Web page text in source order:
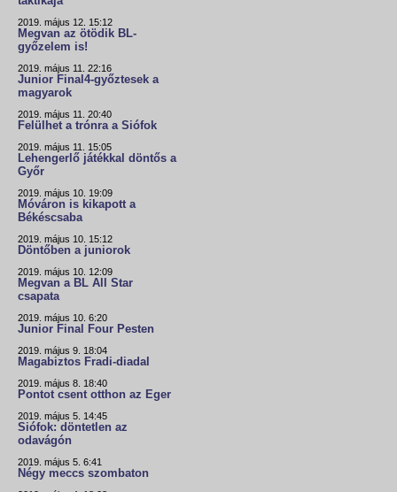
2019. május 12. 15:12
Megvan az ötödik BL-
győzelem is!
2019. május 11. 22:16
Junior Final4-győztesek a
magyarok
2019. május 11. 20:40
Felülhet a trónra a Siófok
2019. május 11. 15:05
Lehengerlő játékkal döntős a
Győr
2019. május 10. 19:09
Móváron is kikapott a
Békéscsaba
2019. május 10. 15:12
Döntőben a juniorok
2019. május 10. 12:09
Megvan a BL All Star
csapata
2019. május 10. 6:20
Junior Final Four Pesten
2019. május 9. 18:04
Magabiztos Fradi-diadal
2019. május 8. 18:40
Pontot csent otthon az Eger
2019. május 5. 14:45
Siófok: döntetlen az
odavágón
2019. május 5. 6:41
Négy meccs szombaton